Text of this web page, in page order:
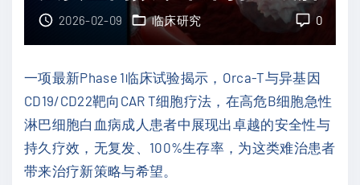
瘤
新
突
破
：
靶
0
2026-02-09 临床研究
一项最新Phase 1临床试验揭示，Orca-T与异基因
CD19/CD22靶向CAR T细胞疗法，在高危B细胞急性
淋巴细胞白血病成人患者中展现出卓越的安全性与
持久疗效，无复发、100%生存率，为这类难治患者
带来治疗新策略与希望。